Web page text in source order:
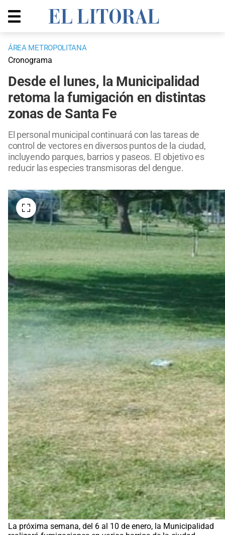
ÁREA METROPOLITANA
Cronograma
Desde el lunes, la Municipalidad
retoma la fumigación en distintas
zonas de Santa Fe
El personal municipal continuará con las tareas de
control de vectores en diversos puntos de la ciudad,
incluyendo parques, barrios y paseos. El objetivo es
reducir las especies transmisoras del dengue.
La próxima semana, del 6 al 10 de enero, la Municipalidad